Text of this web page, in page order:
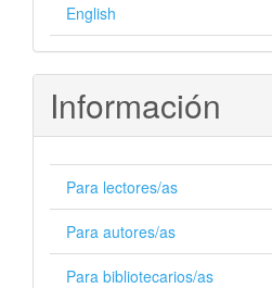
English
Información
Para lectores/as
Para autores/as
Para bibliotecarios/as